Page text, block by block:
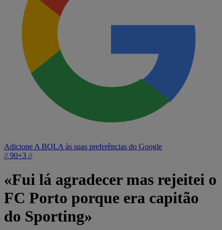
Adicione A BOLA às suas preferências do Google
// 90+3 //
«Fui lá agradecer mas rejeitei o
FC Porto porque era capitão
do Sporting»